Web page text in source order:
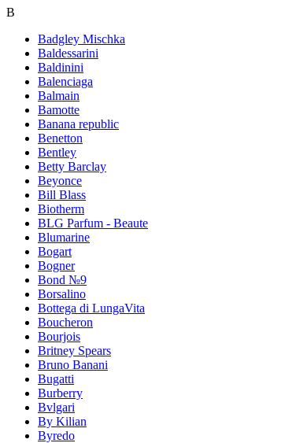
B
Badgley Mischka
Baldessarini
Baldinini
Balenciaga
Balmain
Bamotte
Banana republic
Benetton
Bentley
Betty Barclay
Beyonce
Bill Blass
Biotherm
BLG Parfum - Beaute
Blumarine
Bogart
Bogner
Bond №9
Borsalino
Bottega di LungaVita
Boucheron
Bourjois
Britney Spears
Bruno Banani
Bugatti
Burberry
Bvlgari
By Kilian
Byredo